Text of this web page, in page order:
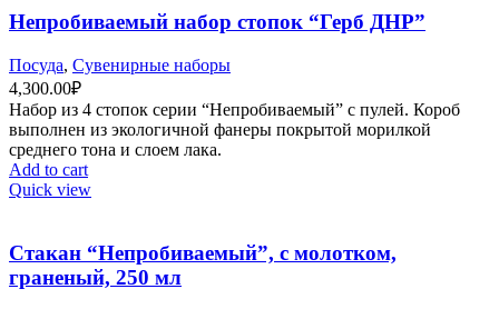
Непробиваемый набор стопок “Герб ДНР”
Посуда, Сувенирные наборы
4,300.00₽
Набор из 4 стопок серии “Непробиваемый” с пулей. Короб
выполнен из экологичной фанеры покрытой морилкой
среднего тона и слоем лака.
Add to cart
Quick view
Стакан “Непробиваемый”, с молотком,
граненый, 250 мл